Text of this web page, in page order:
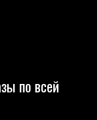
по всей